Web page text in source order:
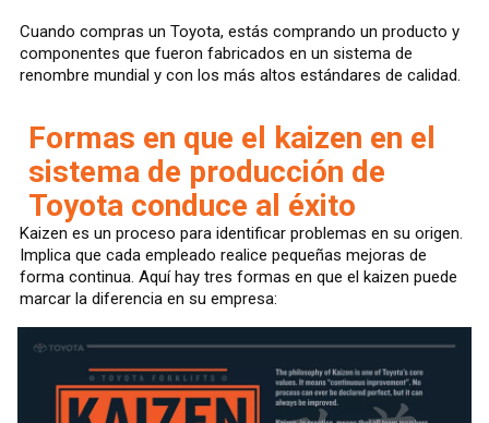
Cuando compras un Toyota, estás comprando un producto y
componentes que fueron fabricados en un sistema de
renombre mundial y con los más altos estándares de calidad.
Formas en que el kaizen en el
sistema de producción de
Toyota conduce al éxito
Kaizen es un proceso para identificar problemas en su origen.
Implica que cada empleado realice pequeñas mejoras de
forma continua. Aquí hay tres formas en que el kaizen puede
marcar la diferencia en su empresa: